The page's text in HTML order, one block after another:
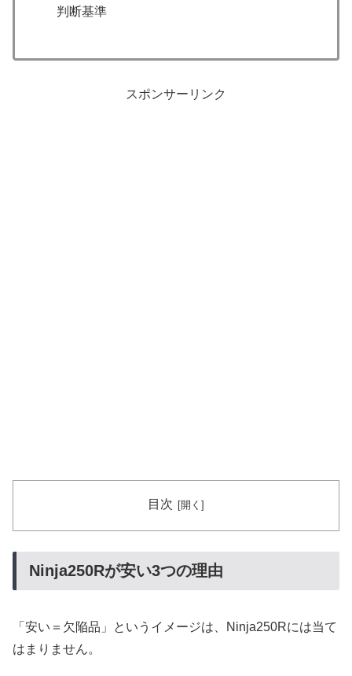
判断基準
スポンサーリンク
目次
Ninja250Rが安い3つの理由
「安い＝欠陥品」というイメージは、Ninja250Rには当て
はまりません。